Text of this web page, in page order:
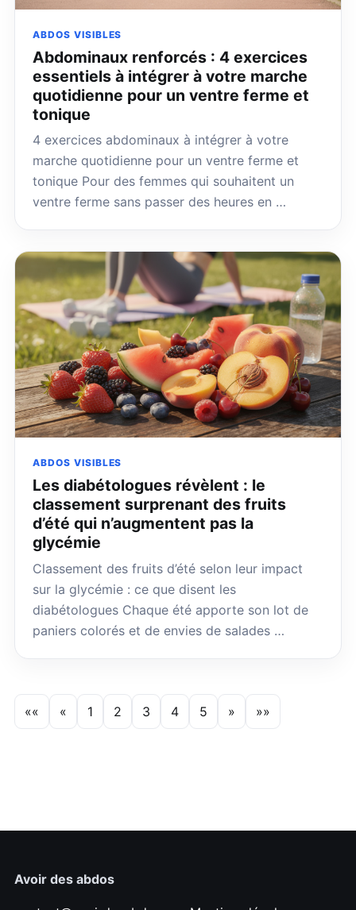
ABDOS VISIBLES
Abdominaux renforcés : 4 exercices
essentiels à intégrer à votre marche
quotidienne pour un ventre ferme et
tonique
4 exercices abdominaux à intégrer à votre
marche quotidienne pour un ventre ferme et
tonique Pour des femmes qui souhaitent un
ventre ferme sans passer des heures en …
ABDOS VISIBLES
Les diabétologues révèlent : le
classement surprenant des fruits
d’été qui n’augmentent pas la
glycémie
Classement des fruits d’été selon leur impact
sur la glycémie : ce que disent les
diabétologues Chaque été apporte son lot de
paniers colorés et de envies de salades …
«« « 1 2 3 4 5 » »»
Avoir des abdos